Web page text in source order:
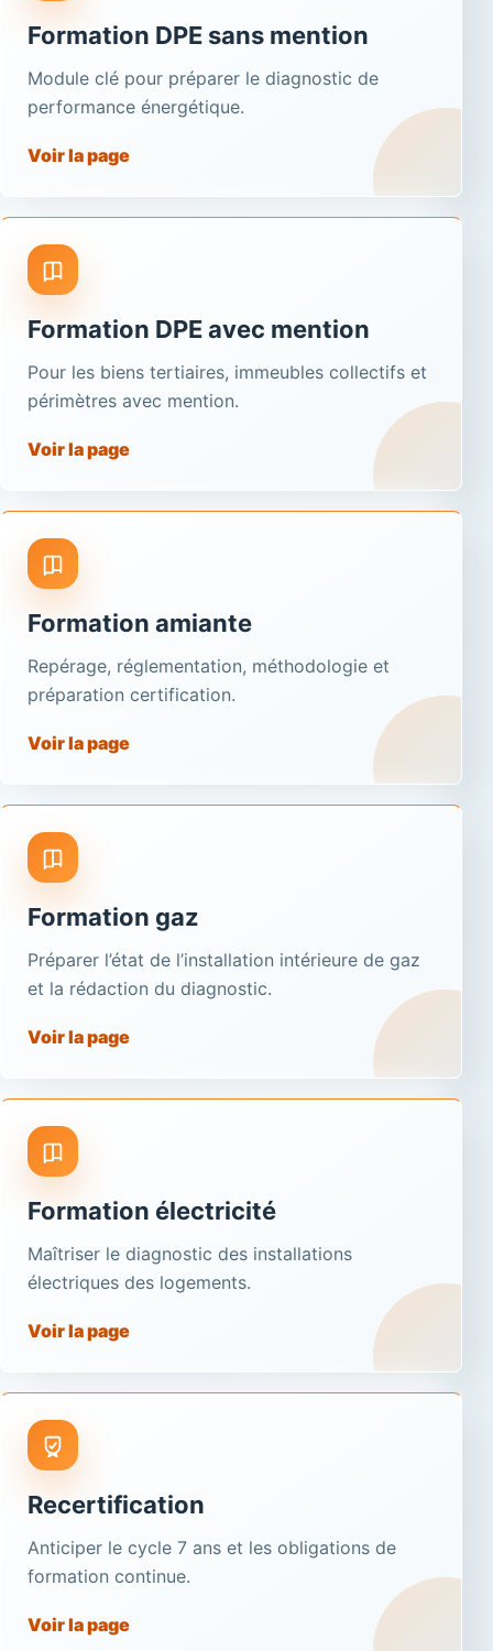
Formation DPE sans mention
Module clé pour préparer le diagnostic de
performance énergétique.
Voir la page
Formation DPE avec mention
Pour les biens tertiaires, immeubles collectifs et
périmètres avec mention.
Voir la page
Formation amiante
Repérage, réglementation, méthodologie et
préparation certification.
Voir la page
Formation gaz
Préparer l’état de l’installation intérieure de gaz
et la rédaction du diagnostic.
Voir la page
Formation électricité
Maîtriser le diagnostic des installations
électriques des logements.
Voir la page
Recertification
Anticiper le cycle 7 ans et les obligations de
formation continue.
Voir la page